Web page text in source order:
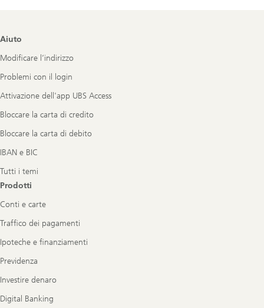
Footer
Aiuto
Modificare l’indirizzo
Problemi con il login
Attivazione dell'app UBS Access
Bloccare la carta di credito
Bloccare la carta di debito
IBAN e BIC
Tutti i temi
Prodotti
Conti e carte
Traffico dei pagamenti
Ipoteche e finanziamenti
Previdenza
Investire denaro
Digital Banking